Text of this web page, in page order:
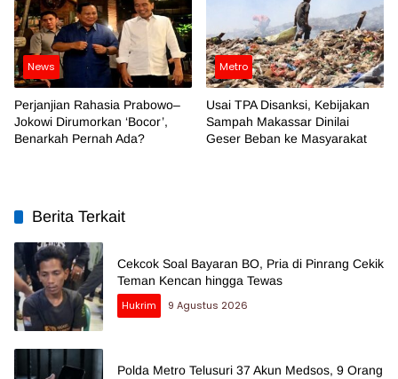
News
Perjanjian Rahasia Prabowo–
Jokowi Dirumorkan ‘Bocor’,
Benarkah Pernah Ada?
Metro
Usai TPA Disanksi, Kebijakan
Sampah Makassar Dinilai
Geser Beban ke Masyarakat
Berita Terkait
Cekcok Soal Bayaran BO, Pria di Pinrang Cekik
Teman Kencan hingga Tewas
Hukrim
9 Agustus 2026
Polda Metro Telusuri 37 Akun Medsos, 9 Orang